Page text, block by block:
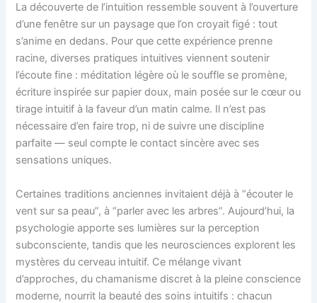
La découverte de l’intuition ressemble souvent à l’ouverture
d’une fenêtre sur un paysage que l’on croyait figé : tout
s’anime en dedans. Pour que cette expérience prenne
racine, diverses pratiques intuitives viennent soutenir
l’écoute fine : méditation légère où le souffle se promène,
écriture inspirée sur papier doux, main posée sur le cœur ou
tirage intuitif à la faveur d’un matin calme. Il n’est pas
nécessaire d’en faire trop, ni de suivre une discipline
parfaite — seul compte le contact sincère avec ses
sensations uniques.
Certaines traditions anciennes invitaient déjà à “écouter le
vent sur sa peau”, à “parler avec les arbres”. Aujourd’hui, la
psychologie apporte ses lumières sur la perception
subconsciente, tandis que les neurosciences explorent les
mystères du cerveau intuitif. Ce mélange vivant
d’approches, du chamanisme discret à la pleine conscience
moderne, nourrit la beauté des soins intuitifs : chacun